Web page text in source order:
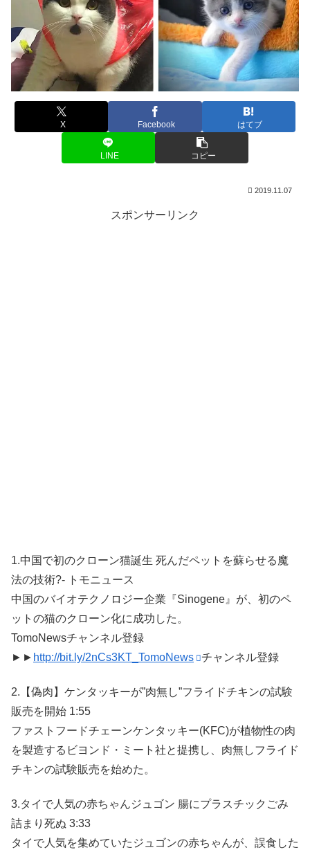
X Facebook はてブ
LINE コピー
2019.11.07
スポンサーリンク
1.中国で初のクローン猫誕生 死んだペットを蘇らせる魔
法の技術?- トモニュース
中国のバイオテクノロジー企業『Sinogene』が、初のペ
ットの猫のクローン化に成功した。
TomoNewsチャンネル登録
►► http://bit.ly/2nCs3KT_TomoNews チャンネル登録
2.【偽肉】ケンタッキーが”肉無し”フライドチキンの試験
販売を開始 1:55
ファストフードチェーンケンタッキー(KFC)が植物性の肉
を製造するビヨンド・ミート社と提携し、肉無しフライド
チキンの試験販売を始めた。
3.タイで人気の赤ちゃんジュゴン 腸にプラスチックごみ
詰まり死ぬ 3:33
タイで人気を集めていたジュゴンの赤ちゃんが、誤食した